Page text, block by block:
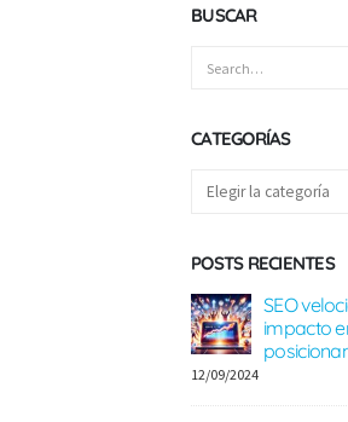
BUSCAR
CATEGORÍAS
POSTS RECIENTES
SEO
impacto
12/09/2024